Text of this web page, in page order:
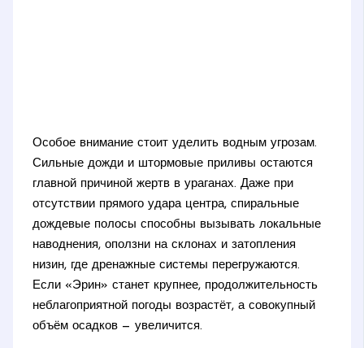
Особое внимание стоит уделить водным угрозам.
Сильные дожди и штормовые приливы остаются
главной причиной жертв в ураганах. Даже при
отсутствии прямого удара центра, спиральные
дождевые полосы способны вызывать локальные
наводнения, оползни на склонах и затопления
низин, где дренажные системы перегружаются.
Если «Эрин» станет крупнее, продолжительность
неблагоприятной погоды возрастёт, а совокупный
объём осадков — увеличится.